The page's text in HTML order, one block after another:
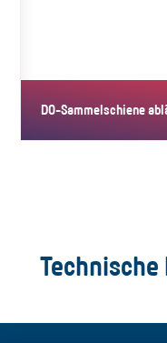
D0-Sammelschiene